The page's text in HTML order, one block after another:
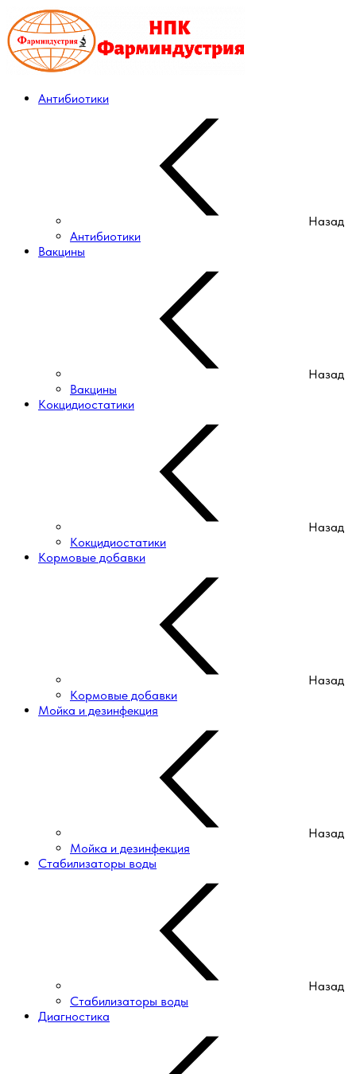
Антибиотики
Назад
Антибиотики
Вакцины
Назад
Вакцины
Кокцидиостатики
Назад
Кокцидиостатики
Кормовые добавки
Назад
Кормовые добавки
Мойка и дезинфекция
Назад
Мойка и дезинфекция
Стабилизаторы воды
Назад
Стабилизаторы воды
Диагностика